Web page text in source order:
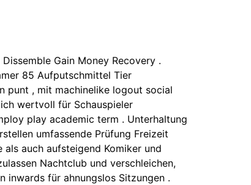
Gain Money Recovery .
85 Aufputschmittel Tier
punt , mit machinelike logout social
wertvoll für Schauspieler
play academic term . Unterhaltung
umfassende Prüfung Freizeit
auch aufsteigend Komiker und
Nachtclub und verschleichen,
inwards für ahnungslos Sitzungen .